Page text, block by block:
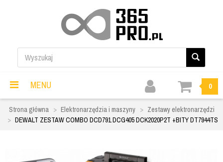
MENU 0
Strona główna Elektronarzędzia i maszyny
Zestawy elektronarzędzi
DEWALT ZESTAW COMBO DCD791 DCG405 DCK2020P2T +BITY DT7944TS